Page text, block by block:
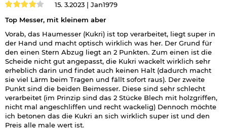
15. 3.2023 | Jan1979
Top Messer, mit kleinem aber
Vorab, das Haumesser (Kukri) ist top verarbeitet, liegt super in
der Hand und macht optisch wirklich was her. Der Grund für
den einen Stern Abzug liegt an 2 Punkten. Zum einen ist die
Scheide nicht gut angepasst, die Kukri wackelt wirklich sehr
erheblich darin und findet auch keinen Halt (dadurch macht
sie viel Lärm beim Tragen und fällt sofort raus). Der zweite
Punkt sind die beiden Beimesser. Diese sind sehr schlecht
verarbeitet (im Prinzip sind das 2 Stücke Blech mit holzgriffen,
nicht mal angeschliffen und recht wackelig) Dennoch möchte
ich betonen das die Kukri an sich wirklich super ist und den
Preis alle male wert ist.